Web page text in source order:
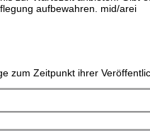
aufbewahren. mid/arei
zum Zeitpunkt ihrer